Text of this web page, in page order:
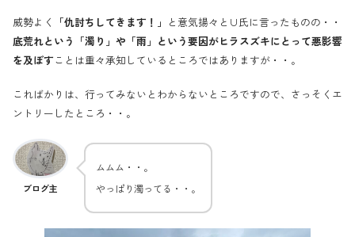
威勢よく 「仇討ちしてきます！」 と意気揚々と∪氏に言ったものの・・
底荒れという「濁り」や「雨」という要因がヒラスズキにとって悪影響
を及ぼすことは重々承知しているところではありますが・・。
こればかりは、行ってみないとわからないところですので、さっそくエ
ントリーしたところ・・。
ブログ主
ムムム・・。
やっぱり濁ってる・・。